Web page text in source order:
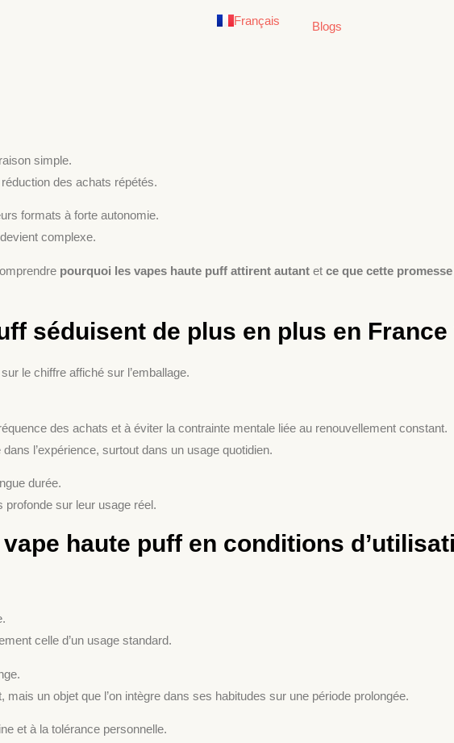
Français
English Blogs
simple.
des achats répétés.
formats à forte autonomie.
complexe.
pourquoi les vapes haute puff attirent autant et ce que cette
séduisent de plus en plus en France
le chiffre affiché sur l’emballage.
des achats et à éviter la contrainte mentale liée au renouvellement constant.
l’expérience, surtout dans un usage quotidien.
durée.
sur leur usage réel.
haute puff en conditions
celle d’un usage standard.
un objet que l’on intègre dans ses habitudes sur une période prolongée.
et à la tolérance personnelle.